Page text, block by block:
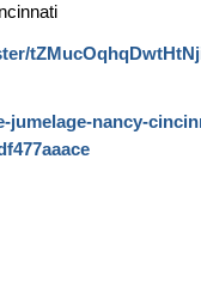
jumelage-nancy-